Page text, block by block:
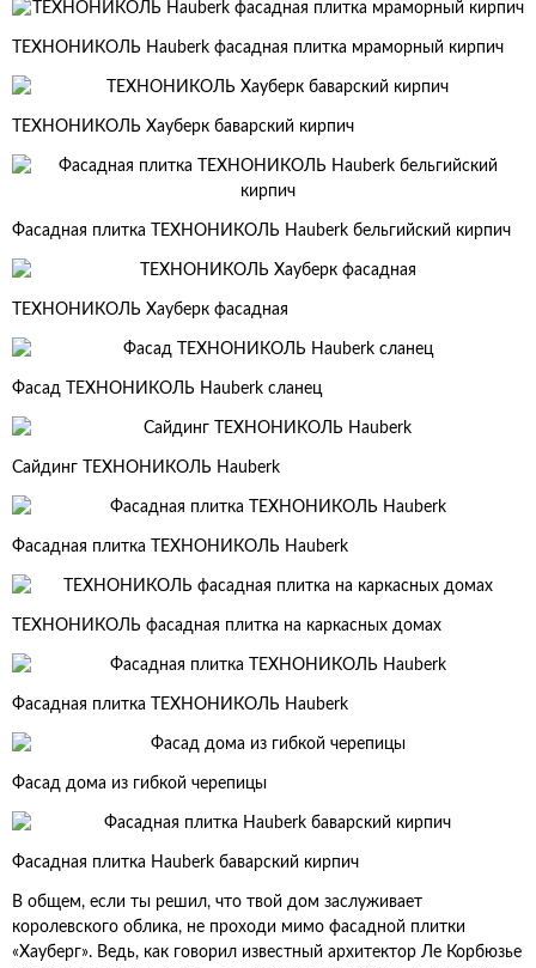
ТЕХНОНИКОЛЬ Hauberk фасадная плитка мраморный кирпич
ТЕХНОНИКОЛЬ Хауберк баварский кирпич
Фасадная плитка ТЕХНОНИКОЛЬ Hauberk бельгийский кирпич
ТЕХНОНИКОЛЬ Хауберк фасадная
Фасад ТЕХНОНИКОЛЬ Hauberk сланец
Сайдинг ТЕХНОНИКОЛЬ Hauberk
Фасадная плитка ТЕХНОНИКОЛЬ Hauberk
ТЕХНОНИКОЛЬ фасадная плитка на каркасных домах
Фасадная плитка ТЕХНОНИКОЛЬ Hauberk
Фасад дома из гибкой черепицы
Фасадная плитка Hauberk баварский кирпич
В общем, если ты решил, что твой дом заслуживает
королевского облика, не проходи мимо фасадной плитки
«Хауберг». Ведь, как говорил известный архитектор Ле Корбюзье